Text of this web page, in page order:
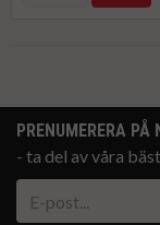
PRENUMERERA PÅ
- ta del av våra